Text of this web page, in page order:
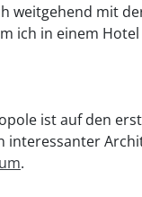
weitgehend mit
ich in einem
ist auf den
interessanter
.